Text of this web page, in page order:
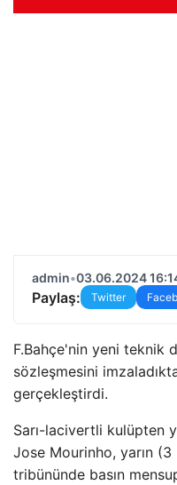
admin•03.06.2024
Paylaş: Twitter
F.Bahçe'nin yeni teknik
sözleşmesini
gerçekleştirdi.
Sarı-lacivertli kulüpten
Jose Mourinho, yarın
tribününde basın